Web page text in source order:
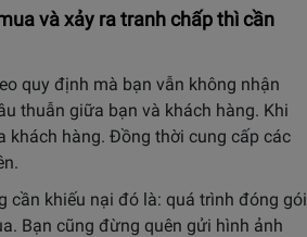
và xảy ra tranh chấp thì cần
quy định mà bạn vẫn không nhận
thuẫn giữa bạn và khách hàng. Khi
khách hàng. Đồng thời cung cấp các
cần khiếu nại đó là: quá trình đóng gói
Bạn cũng đừng quên gửi hình ảnh